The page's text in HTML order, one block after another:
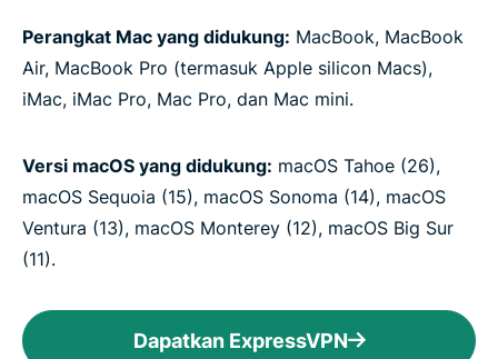
Perangkat Mac yang didukung: MacBook, MacBook
Air, MacBook Pro (termasuk Apple silicon Macs),
iMac, iMac Pro, Mac Pro, dan Mac mini.
Versi macOS yang didukung: macOS Tahoe (26),
macOS Sequoia (15), macOS Sonoma (14), macOS
Ventura (13), macOS Monterey (12), macOS Big Sur
(11).
Dapatkan ExpressVPN